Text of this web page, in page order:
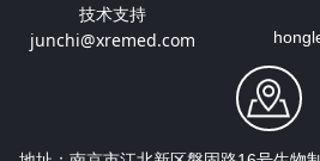
技术支持
junchi@xremed.com